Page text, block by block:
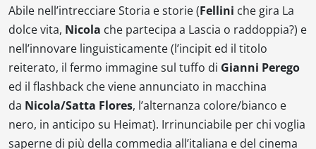
Abile nell’intrecciare Storia e storie (Fellini che gira La
dolce vita, Nicola che partecipa a Lascia o raddoppia?) e
nell’innovare linguisticamente (l’incipit ed il titolo
reiterato, il fermo immagine sul tuffo di Gianni Perego
ed il flashback che viene annunciato in macchina
da Nicola/Satta Flores, l’alternanza colore/bianco e
nero, in anticipo su Heimat). Irrinunciabile per chi voglia
saperne di più della commedia all’italiana e del cinema